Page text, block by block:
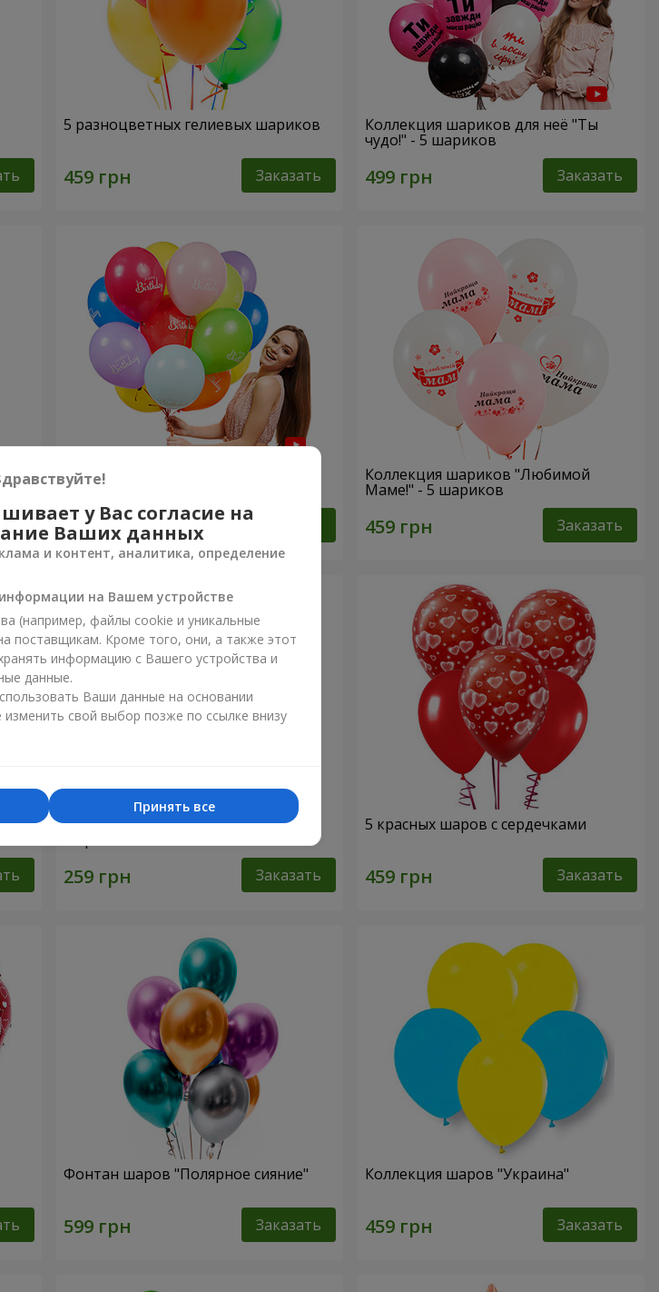
5 разноцветных гелиевых шариков
Заказать
Коллекция шариков для неё "Ты
чудо!" - 5 шариков
Заказать
Коллекция шариков "С Днем
Рождения!"- 5 шариков
Коллекция шариков "Любимой
Маме!" - 5 шариков
Заказать
Коллекция шариков "Смайлики" - 3
Заказать
5 красных шаров с сердечками
Заказать
Фонтан шаров "Полярное сияние"
Заказать
Коллекция шаров "Украина"
Заказать
у Вас согласие на
Ваших данных
и контент, аналитика, определение
на Вашем устройстве
(например, файлы cookie и уникальные
поставщикам. Кроме того, они, а также этот
информацию с Вашего устройства и
данные.
Ваши данные на основании
свой выбор позже по ссылке внизу
Принять все